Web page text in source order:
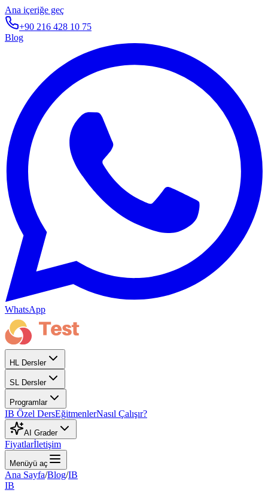
Ana içeriğe geç
+90 216 428 10 75
Blog
WhatsApp
HL Dersler
SL Dersler
Programlar
IB Özel DersEğitmenlerNasıl Çalışır?
AI Grader
Fiyatlarİletişim
Menüyü aç
Ana Sayfa/Blog/IB
IB